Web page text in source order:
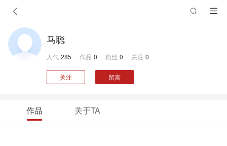
马聪
人气 285 作品 0 粉丝 0 关注 0
关注 留言
作品 关于TA